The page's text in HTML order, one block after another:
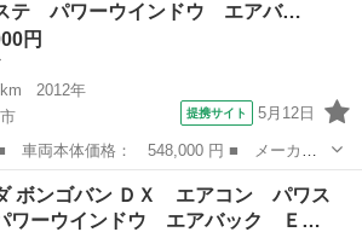
テ パワーウインドウ エアバ…
円
2012年
提携サイト 5月12日
ボンゴバン ■ グレード名： ＤＸ 入
パワーウインドウ エアバック ＥＴ
ボンゴ
ボンゴバン ＤＸ エアコン パワス
ワーウインドウ エアバック Ｅ…